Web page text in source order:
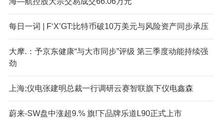
每日一词 | F‘X’GT:比特币破10万美元与风险资产同步承压
大摩.：予京东健康“与大市同步”评级 第三季度动能持续强
劲
上海;仪电张建明总裁一行调研云赛智联旗下仪电鑫森
蔚来-SW盘中涨超9.% 旗!下品牌乐道L90正式上市